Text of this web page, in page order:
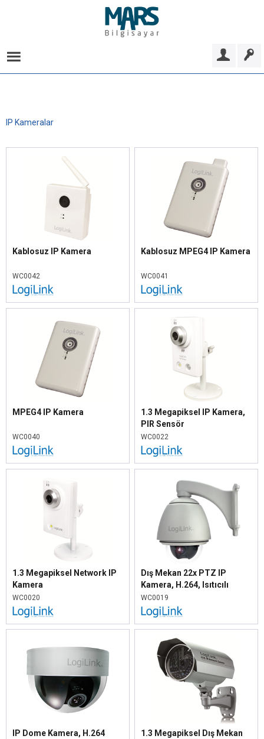
IP Kameralar
Kablosuz IP Kamera
WC0042
Kablosuz MPEG4 IP Kamera
WC0041
MPEG4 IP Kamera
WC0040
1.3 Megapiksel IP Kamera,
PIR Sensör
WC0022
1.3 Megapiksel Network IP
Kamera
WC0020
Dış Mekan 22x PTZ IP
Kamera, H.264, Isıtıcılı
WC0019
IP Dome Kamera, H.264
1.3 Megapiksel Dış Mekan